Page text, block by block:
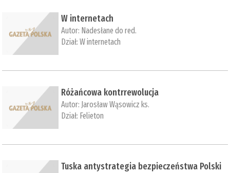
W internetach
Autor: Nadesłane do red.
Dział:W internetach
Różańcowa kontrrewolucja
Autor: Jarosław Wąsowicz ks.
Dział: Felieton
Tuska antystrategia bezpieczeństwa Polski